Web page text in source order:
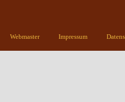
Webmaster Impressum